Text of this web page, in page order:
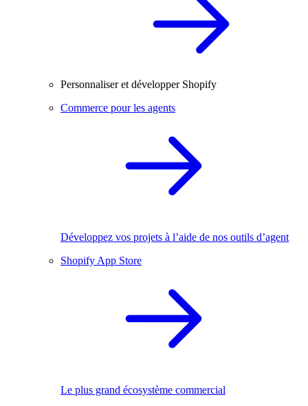
Personnaliser et développer Shopify
Commerce pour les agents
Développez vos projets à l’aide de nos outils d’agent
Shopify App Store
Le plus grand écosystème commercial